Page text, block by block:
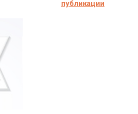
публикации